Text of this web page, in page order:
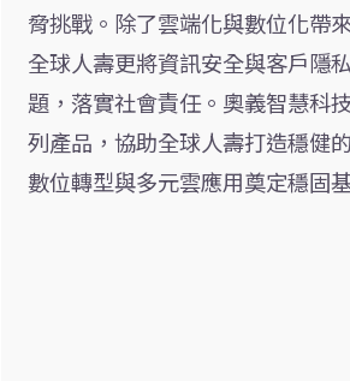
脅挑戰。除了雲端化與數位化帶
全球人壽更將資訊安全與客戶隱
題，落實社會責任。奧義智慧科
列產品，協助全球人壽打造穩健
數位轉型與多元雲應用奠定穩固